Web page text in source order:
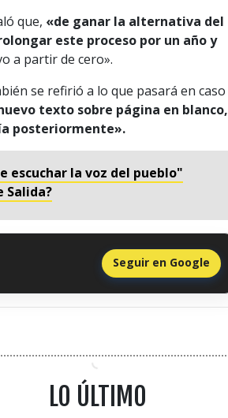
que, «de ganar la alternativa del
este proceso por un año y
a partir de cero».
se refirió a lo que pasará en caso
texto sobre página en blanco,
posteriormente».
escuchar la voz del pueblo"
Salida?
Seguir en Google
LO ÚLTIMO